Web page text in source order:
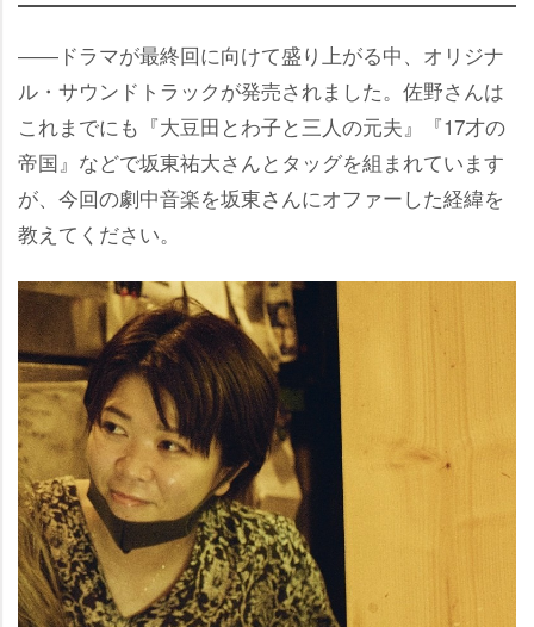
――ドラマが最終回に向けて盛り上がる中、オリジナ
ル・サウンドトラックが発売されました。佐野さんは
これまでにも『大豆田とわ子と三人の元夫』『17才の
帝国』などで坂東祐大さんとタッグを組まれています
が、今回の劇中音楽を坂東さんにオファーした経緯を
教えてください。